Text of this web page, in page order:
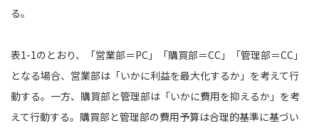
る。
表1-1のとおり、「営業部＝PC」「購買部＝CC」「管理部＝CC」
となる場合、営業部は「いかに利益を最大化するか」を考えて行
動する。一方、購買部と管理部は「いかに費用を抑えるか」を考
えて行動する。購買部と管理部の費用予算は合理的基準に基づい